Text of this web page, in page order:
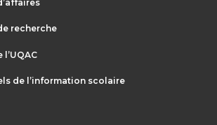
recherche
de l’information scolaire